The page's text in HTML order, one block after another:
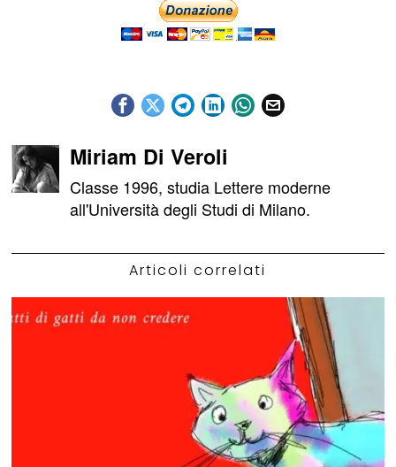
Miriam Di Veroli
Classe 1996, studia Lettere moderne
all'Università degli Studi di Milano.
Articoli correlati